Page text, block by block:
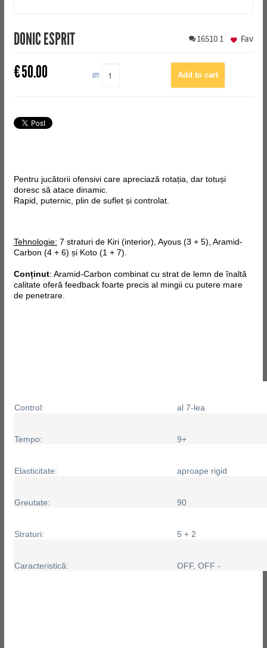
DONIC ESPRIT 16510 1
€50.00 QTY:
Fav
Pentru jucătorii ofensivi care apreciază rotația, dar totuși
doresc să atace dinamic.
Rapid, puternic, plin de suflet și controlat.
Tehnologie: 7 straturi de Kiri (interior), Ayous (3 + 5), Aramid-
Carbon (4 + 6) și Koto (1 + 7).
Conținut: Aramid-Carbon combinat cu strat de lemn de înaltă
calitate oferă feedback foarte precis al mingii cu putere mare
de penetrare.
Control: al 7-lea
Tempo: 9+
Elasticitate: aproape rigid
Greutate: 90
Straturi: 5 + 2
Caracteristică: OFF, OFF -